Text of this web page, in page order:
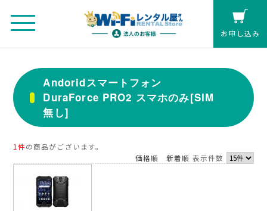
お申し込み
法人のお客さまマイページ
カート
個人の方(クレジットカード払い)
Andoridスマートフォン
DuraForce PRO2 スマホのみ[SIM
無し]
1件の商品がございます。
価格順
新着順 表示件数